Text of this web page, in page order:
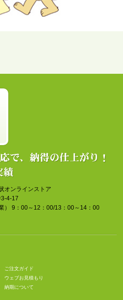
オンラインストア
4-17
） 9：00～12：00/13：00～14：00
ご注文ガイド
ウェブお見積もり
納期について